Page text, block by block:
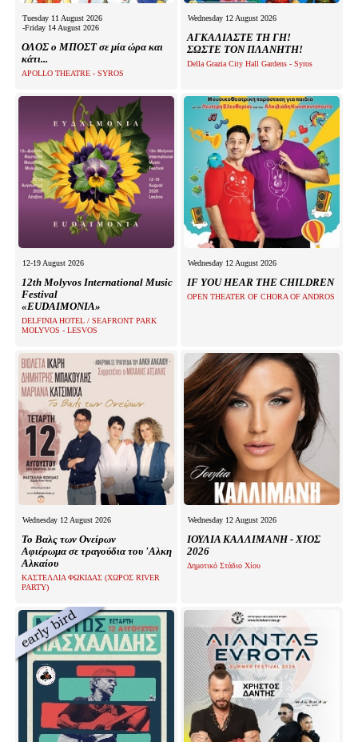
Tuesday 11 August 2026
-Friday 14 August 2026
ΟΛΟΣ ο ΜΠΟΣΤ σε μία ώρα και
κάτι...
APOLLO THEATRE - SYROS
Wednesday 12 August 2026
ΑΓΚΑΛΙΑΣΤΕ ΤΗ ΓΗ!
ΣΩΣΤΕ ΤΟΝ ΠΛΑΝΗΤΗ!
Della Grazia City Hall Gardens - Syros
12-19 August 2026
12th Molyvos International Music
Festival
«EUDAIMONIA»
DELFINIA HOTEL / SEAFRONT PARK
MOLYVOS - LESVOS
Wednesday 12 August 2026
IF YOU HEAR THE CHILDREN
OPEN THEATER OF CHORA OF ANDROS
Wednesday 12 August 2026
Το Βαλς των Ονείρων
Αφιέρωμα σε τραγούδια του 'Αλκη
Αλκαίου
ΚΑΣΤΕΛΛΙΑ ΦΩΚΙΔΑΣ (ΧΩΡΟΣ RIVER
PARTY)
Wednesday 12 August 2026
ΙΟΥΛΙΑ ΚΑΛΛΙΜΑΝΗ - ΧΙΟΣ
2026
Δημοτικό Στάδιο Χίου